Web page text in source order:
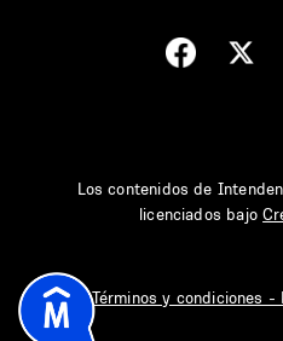
Los contenidos de
licenciados bajo
Términos y condiciones